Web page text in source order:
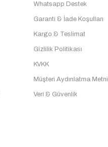
Whatsapp Destek
Garanti & İade Koşulları
Kargo & Teslimat
Gizlilik Politikası
KVKK
Müşteri Aydınlatma Metni
Veri & Güvenlik